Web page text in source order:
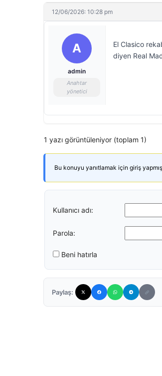
12/06/2026: 10:28 pm
A
admin
Anahtar
yönetici
El Clasico
diyen Real
1 yazı görüntüleniyor (toplam 1)
Bu konuyu yanıtlamak için giriş yapmış
Kullanıcı adı:
Parola:
Beni hatırla
Paylaş: